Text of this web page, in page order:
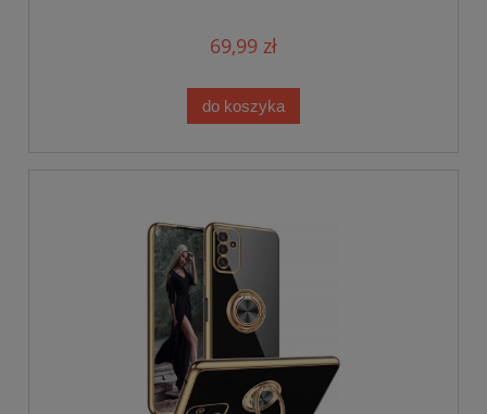
69,99 zł
do koszyka